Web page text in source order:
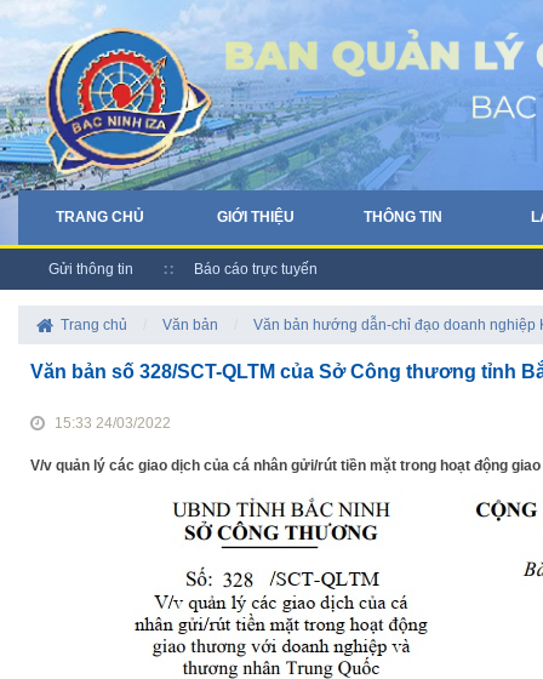
TRANG CHỦ GIỚI THIỆU THÔNG TIN
Gửi thông tin Báo cáo trực tuyến
Trang chủ Văn bản Văn bản hướng dẫn-chỉ đạo doanh nghiệp
Văn bản số 328/SCT-QLTM của Sở Công thương tỉnh
15:33 24/03/2022
V/v quản lý các giao dịch của cá nhân gửi/rút tiền mặt trong hoạt động